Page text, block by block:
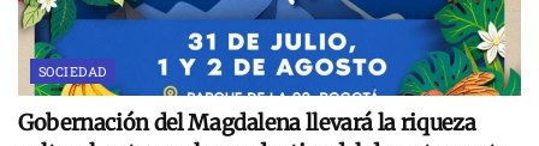
SOCIEDAD
Gobernación del Magdalena llevará la riqueza